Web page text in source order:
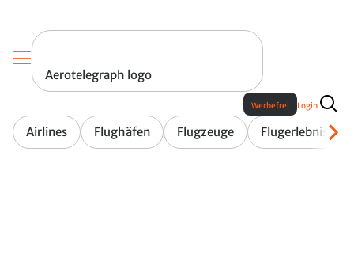
Aerotelegraph logo
Airlines Flughäfen Flugzeuge Flugerlebnis
Werbefrei Login